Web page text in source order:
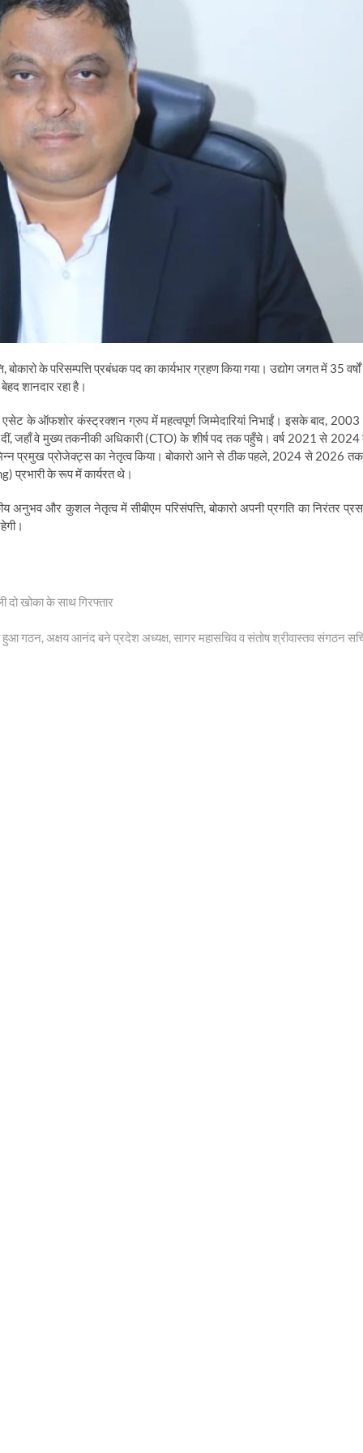
बोकारो के परिसम्पत्ति प्रबंधक पद का कार्यभार ग्रहण किया गया। उद्योग जगत में 35
शानदार रहा है।
के ऑफशोर कंस्ट्रक्शन ग्रुप में महत्वपूर्ण जिम्मेदारियां निभाईं। इसके बाद,
जहाँ वे मुख्य तकनीकी अधिकारी (CTO) के शीर्ष पद तक पहुँचे। वर्ष 2021 से
प्रमुख प्रोजेक्ट्स का नेतृत्व किया। बोकारो आने से ठीक पहले, 2024 से 2026
प्रभारी के रूप में कार्यरत थे।
अनुभव और कुशल नेतृत्व में सीबीएम परिसंपत्ति, बोकारो अपनी प्रगति का निरंतर
दो खोका के साथ गिरफ्तार
हुआ गठन, अक्षय आनंद बने प्रदेश अध्यक्ष, सागर महासचिव व संतोष श्रीवास्तव संगठन